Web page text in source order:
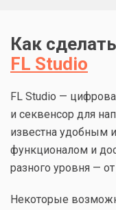
Как
FL Studio
FL Studio —
и секвенсор для
известна удобным
функционалом и
разного уровня —
Некоторые